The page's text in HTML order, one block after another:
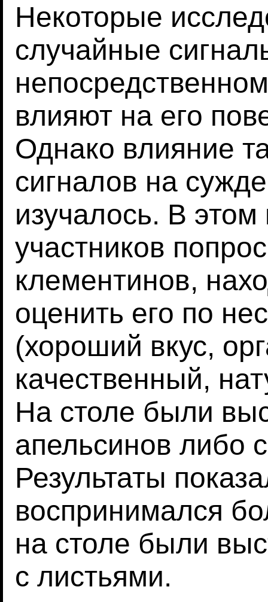
Некоторые
случайные
влияют на его
Однако влияние
сигналов на
изучалось. В
участников
клементинов,
оценить его по
(хороший вкус,
качественный,
На столе были
апельсинов либо
Результаты
воспринимался
на столе были
с листьями.